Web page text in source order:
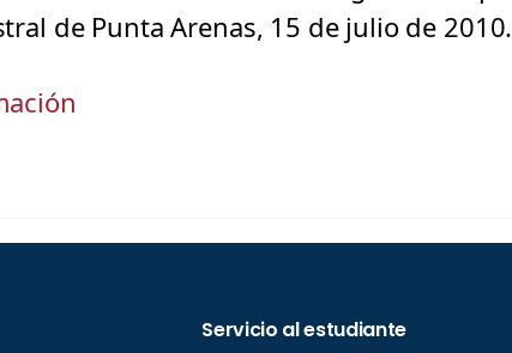
de Punta Arenas, 15 de julio de 2010.